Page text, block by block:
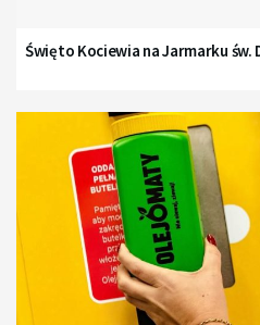
Święto Kociewia na Jarmarku św.